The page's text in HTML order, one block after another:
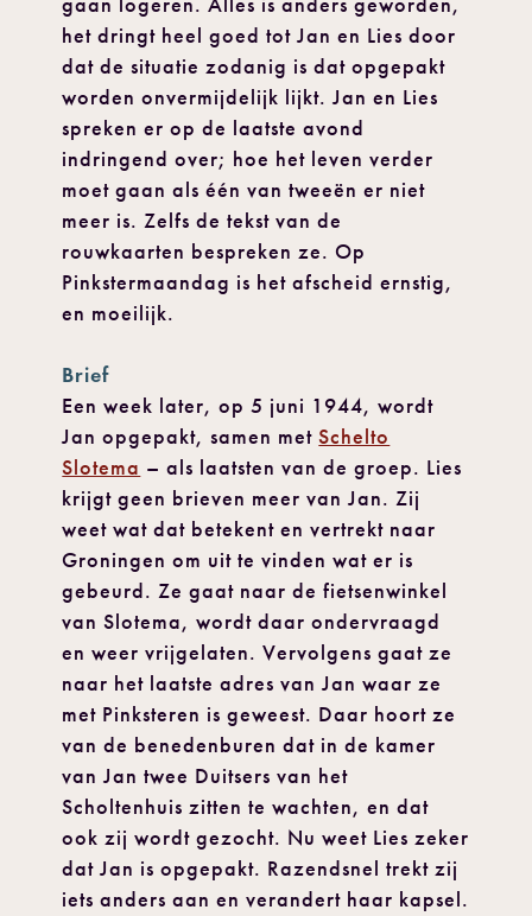
het dringt heel goed tot Jan en Lies door
dat de situatie zodanig is dat opgepakt
worden onvermijdelijk lijkt. Jan en Lies
spreken er op de laatste avond
indringend over; hoe het leven verder
moet gaan als één van tweeën er niet
meer is. Zelfs de tekst van de
rouwkaarten bespreken ze. Op
Pinkstermaandag is het afscheid ernstig,
en moeilijk.
Brief
Een week later, op 5 juni 1944, wordt
Jan opgepakt, samen metSchelto
Slotema – als laatsten van de groep. Lies
krijgt geen brieven meer van Jan. Zij
weet wat dat betekent en vertrekt naar
Groningen om uit te vinden wat er is
gebeurd. Ze gaat naar de fietsenwinkel
van Slotema, wordt daar ondervraagd
en weer vrijgelaten. Vervolgens gaat ze
naar het laatste adres van Jan waar ze
met Pinksteren is geweest. Daar hoort ze
van de benedenburen dat in de kamer
van Jan twee Duitsers van het
Scholtenhuis zitten te wachten, en dat
ook zij wordt gezocht. Nu weet Lies zeker
dat Jan is opgepakt. Razendsnel trekt zij
iets anders aan en verandert haar kapsel.